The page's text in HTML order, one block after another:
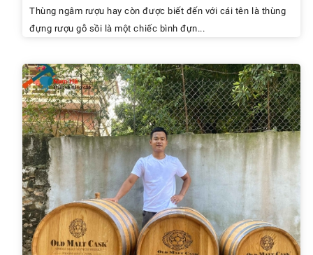
Thùng ngâm rượu hay còn được biết đến với cái tên là thùng
đựng rượu gỗ sồi là một chiếc bình đựn...